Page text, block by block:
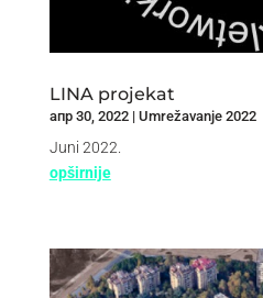
LINA projekat
апр 30, 2022| Umrežavanje 2022
Juni 2022.
opširnije